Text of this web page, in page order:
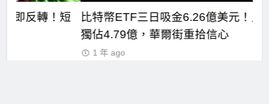
比特幣ETF三日吸金6.26億美元！貝萊德IBIT
獨佔4.79億，華爾街重拾信心